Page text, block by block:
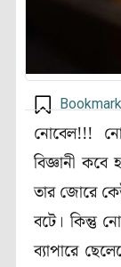
নোবেল!!!
বিজ্ঞানী কবে
তার জোরে
বটে। কিন্তু
ব্যাপারে